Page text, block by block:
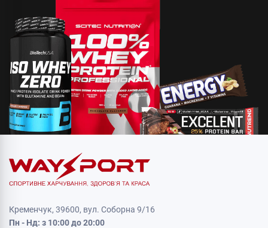
Кременчук, 39600, вул. Соборна 9/16
Пн - Нд: з 10:00 до 20:00